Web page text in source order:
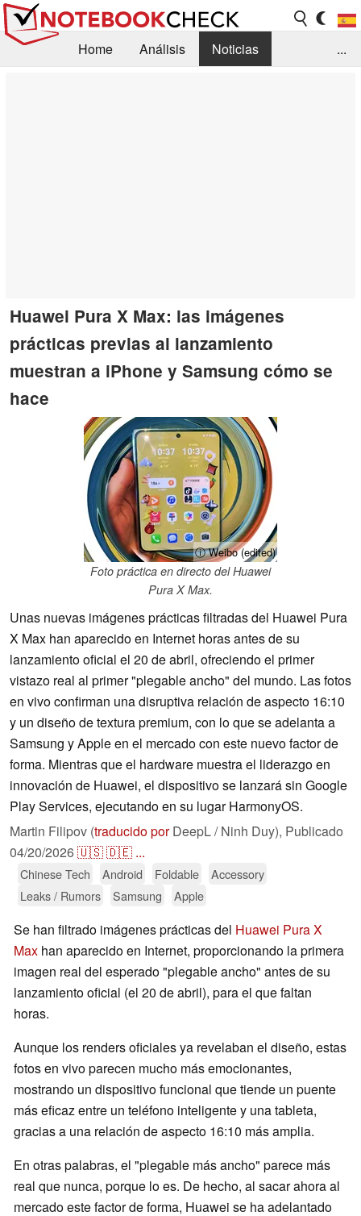
Home Análisis
Noticias
...
Huawei Pura X Max: las imágenes
prácticas previas al lanzamiento
muestran a iPhone y Samsung cómo se
hace
ⓘ Weibo (edited)
Foto práctica en directo del Huawei
Pura X Max.
Unas nuevas imágenes prácticas filtradas del Huawei Pura
X Max han aparecido en Internet horas antes de su
lanzamiento oficial el 20 de abril, ofreciendo el primer
vistazo real al primer "plegable ancho" del mundo. Las fotos
en vivo confirman una disruptiva relación de aspecto 16:10
y un diseño de textura premium, con lo que se adelanta a
Samsung y Apple en el mercado con este nuevo factor de
forma. Mientras que el hardware muestra el liderazgo en
innovación de Huawei, el dispositivo se lanzará sin Google
Play Services, ejecutando en su lugar HarmonyOS.
Martin Filipov (traducido porDeepL / Ninh Duy), Publicado
04/20/2026🇺🇸🇩🇪 ...
Chinese Tech Android Foldable
Accessory
Leaks / Rumors
Samsung Apple
Se han filtrado imágenes prácticas del Huawei Pura X
Max han aparecido en Internet, proporcionando la primera
imagen real del esperado "plegable ancho" antes de su
lanzamiento oficial (el 20 de abril), para el que faltan
horas.
Aunque los renders oficiales ya revelaban el diseño, estas
fotos en vivo parecen mucho más emocionantes,
mostrando un dispositivo funcional que tiende un puente
más eficaz entre un teléfono inteligente y una tableta,
gracias a una relación de aspecto 16:10 más amplia.
En otras palabras, el "plegable más ancho" parece más
real que nunca, porque lo es. De hecho, al sacar ahora al
mercado este factor de forma, Huawei se ha adelantado